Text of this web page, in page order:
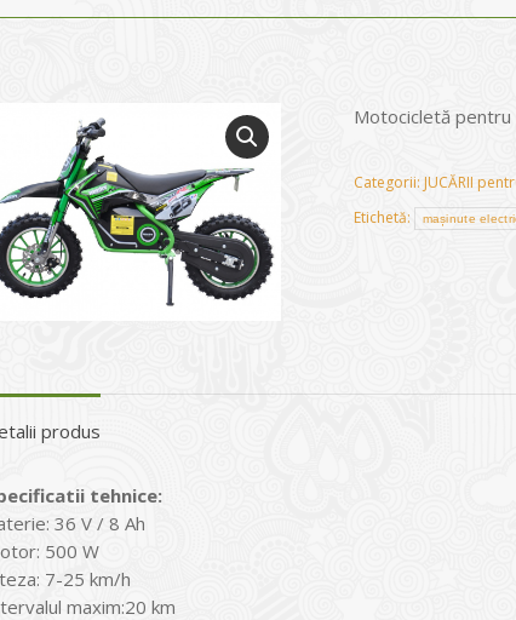
Motocicletă pentru
Categorii: JUCĂRII
Etichetă:
mașinute
produs
tehnice:
36 V / 8 Ah
500 W
7-25 km/h
maxim:20 km